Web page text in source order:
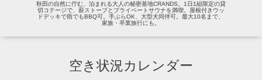
秋田の自然に佇む、泊まれる大人の秘密基地CRANDS。1日1組限定の貸
切コテージで、薪ストーブとプライベートサウナを満喫。屋根付きウッ
ドデッキで雨でもBBQ可。手ぶらOK、大型犬同伴可。最大10名まで、
家族・卒業旅行にも。
空き状況カレンダー